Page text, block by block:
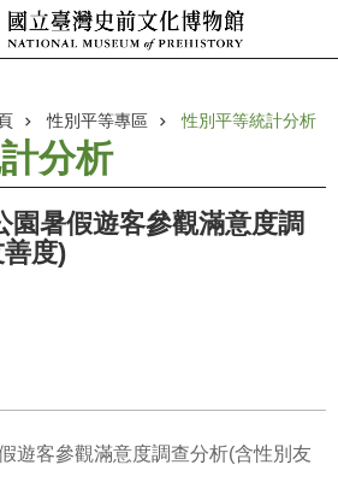
性別平等專區 性別平等統計分析
分析
園暑假遊客參觀滿意度調
度)
遊客參觀滿意度調查分析(含性別友